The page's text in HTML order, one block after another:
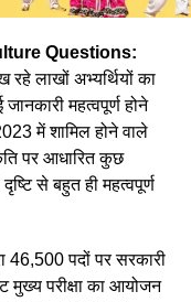
का जन्म होता है ?
Questions:
रहे लाखों अभ्यर्थियों का
महत्वपूर्ण होने
में शामिल होने वाले
पर आधारित कुछ
से बहुत ही महत्वपूर्ण
46,500 पदों पर सरकारी
मुख्य परीक्षा का आयोजन